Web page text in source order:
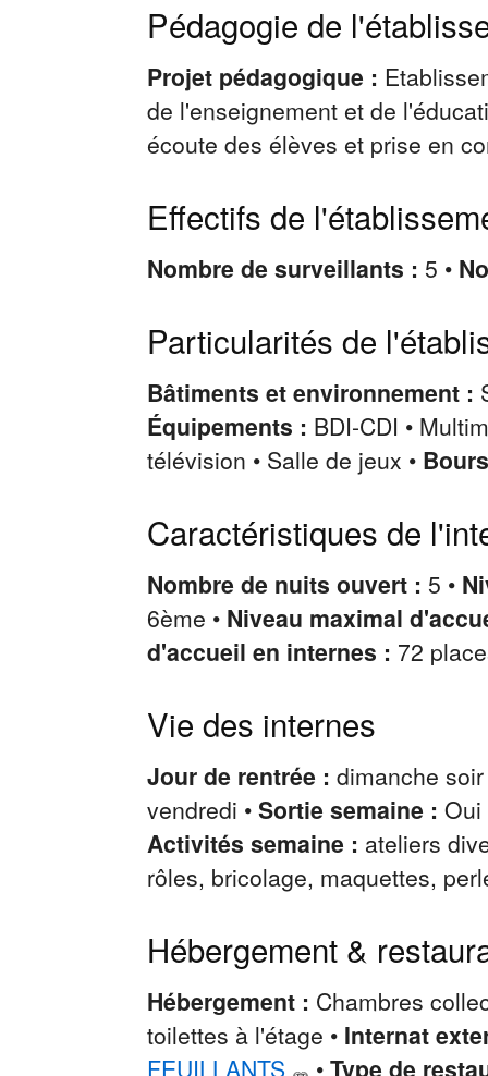
Pédagogie de
Projet pédagogique :
de l'enseignement et de
écoute des élèves et prise en
Effectifs de
Nombre de surveillants : 5 •
Particularités de
Bâtiments et environnement :
Équipements : BDI-CDI •
télévision • Salle de jeux •
Caractéristiques de
Nombre de nuits ouvert : 5 •
6ème • Niveau maximal
d'accueil en internes : 72
Vie des internes
Jour de rentrée : dimanche
vendredi • Sortie semaine : Oui
Activités semaine : ateliers
rôles, bricolage, maquettes,
Hébergement &
Hébergement : Chambres
toilettes à l'étage • Internat
FEUILLANTS • Type de